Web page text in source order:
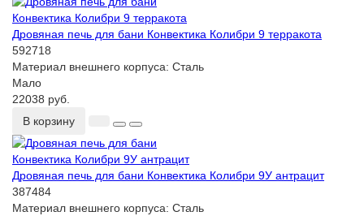
Дровяная печь для бани Конвектика Колибри 9 терракота
592718
Материал внешнего корпуса: Сталь
Мало
22038 руб.
В корзину
Дровяная печь для бани Конвектика Колибри 9У антрацит
387484
Материал внешнего корпуса: Сталь